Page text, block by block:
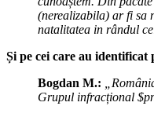
(nerealizabila) ar fi sa
natalitatea in rândul
Și pe cei care au identificat
Bogdan M.:
Grupul infracțional